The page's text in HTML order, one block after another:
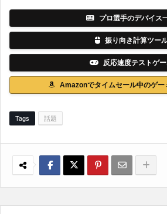
プロ選手のデバイス
振り向き計算ツー
反応速度テストゲ
Amazonでタイムセール中のゲー
Tags 話題